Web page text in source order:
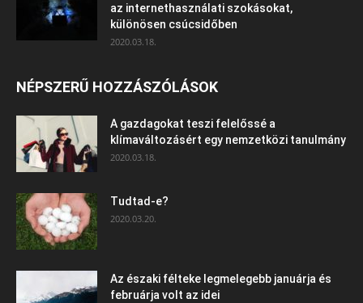
az internethasználati szokásokat,
különösen csúcsidőben
2020.03.18.
NÉPSZERŰ HOZZÁSZÓLÁSOK
A gazdagokat teszi felelőssé a
klímaváltozásért egy nemzetközi tanulmány
2020.03.18.
Tudtad-e?
2020.03.20.
Az északi félteke legmelegebb januárja és
februárja volt az idei